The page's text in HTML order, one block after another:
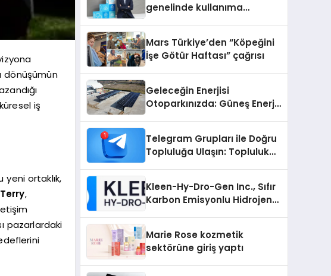
dönüşümün
iş
yeni ortaklık,
,
pazarlardaki
genelinde kullanıma
Mars Türkiye’den “Köpeğini
İşe Götür Haftası” çağrısı
Geleceğin Enerjisi
Otoparkınızda: Güneş Enerjili
Telegram Grupları ile Doğru
Topluluğa Ulaşın: Topluluk
Kleen-Hy-Dro-Gen Inc., Sıfır
Karbon Emisyonlu Hidrojen
Aldı
Marie Rose kozmetik
sektörüne giriş yaptı